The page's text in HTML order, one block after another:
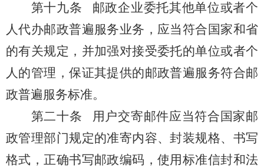
第十九条 邮政企业委托其他单位或者个
人代办邮政普遍服务业务，应当符合国家和省
的有关规定，并加强对接受委托的单位或者个
人的管理，保证其提供的邮政普遍服务符合邮
政普遍服务标准。
第二十条
用户交寄邮件应当符合国家邮
政管理部门规定的准寄内容、封装规格、书写
格式，正确书写邮政编码，使用标准信封和法